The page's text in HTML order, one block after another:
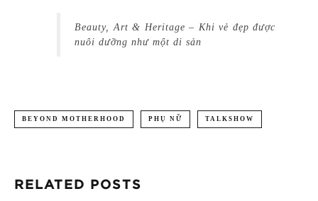
Beauty, Art & Heritage – Khi vẻ đẹp được
nuôi dưỡng như một di sản
BEYOND MOTHERHOOD PHỤ NỮ TALKSHOW
RELATED POSTS